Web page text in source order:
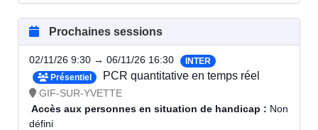
Prochaines sessions
02/11/26 9:30 → 06/11/26 16:30
INTER
Présentiel
PCR quantitative en temps réel
GIF-SUR-YVETTE
Accès aux personnes en situation de handicap : Non
défini